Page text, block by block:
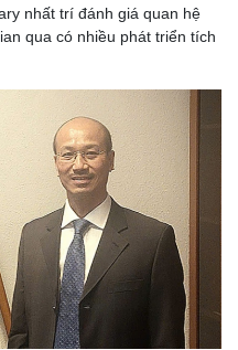
Podcast
nhất trí đánh giá quan hệ
qua có nhiều phát triển tích